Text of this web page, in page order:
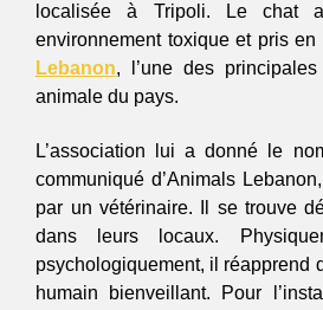
localisée à Tripoli. Le chat
environnement toxique et pris en
Lebanon, l’une des
animale du pays.
L’association lui a donné le
communiqué d’Animals
par un vétérinaire. Il se trouve
dans leurs locaux.
psychologiquement, il réapprend
humain bienveillant. Pour